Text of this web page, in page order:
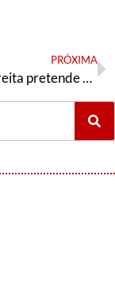
PRÓXIMA
O que a direita pretende nas eleições?